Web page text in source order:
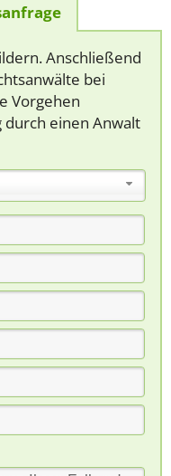
Anschließend
bei
Vorgehen
durch einen Anwalt